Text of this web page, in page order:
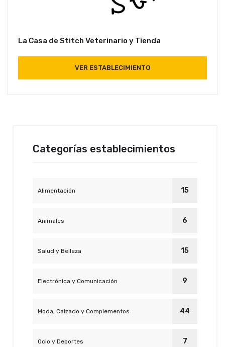
La Casa de Stitch Veterinario y Tienda
VER ESTABLECIMIENTO
Categorías establecimientos
Alimentación 15
Animales 6
Salud y Belleza 15
Electrónica y Comunicación 9
Moda, Calzado y Complementos 44
Ocio y Deportes 7